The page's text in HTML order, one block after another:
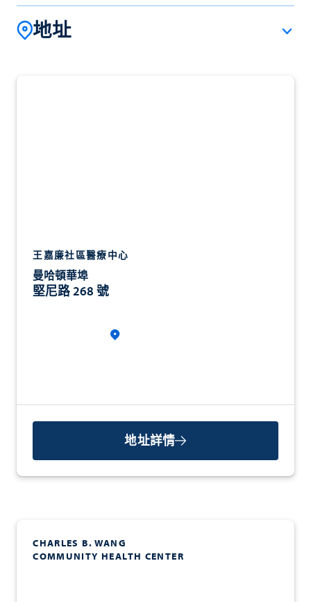
地址
王嘉廉社區醫療中心
曼哈頓華埠
堅尼路 268 號
地址詳情
CHARLES B. WANG
COMMUNITY HEALTH CENTER